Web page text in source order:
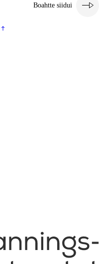
Boahtte siidui